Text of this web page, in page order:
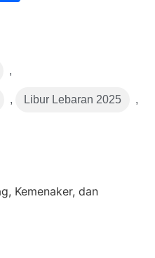
,
, Libur Lebaran 2025 ,
Kemenaker, dan